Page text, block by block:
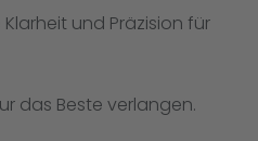
und Präzision für
das Beste verlangen.